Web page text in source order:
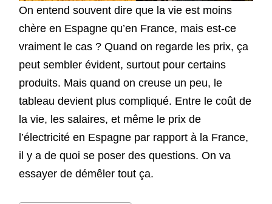
On entend souvent dire que la vie est moins
chère en Espagne qu’en France, mais est-ce
vraiment le cas ? Quand on regarde les prix, ça
peut sembler évident, surtout pour certains
produits. Mais quand on creuse un peu, le
tableau devient plus compliqué. Entre le coût de
la vie, les salaires, et même le prix de
l’électricité en Espagne par rapport à la France,
il y a de quoi se poser des questions. On va
essayer de démêler tout ça.